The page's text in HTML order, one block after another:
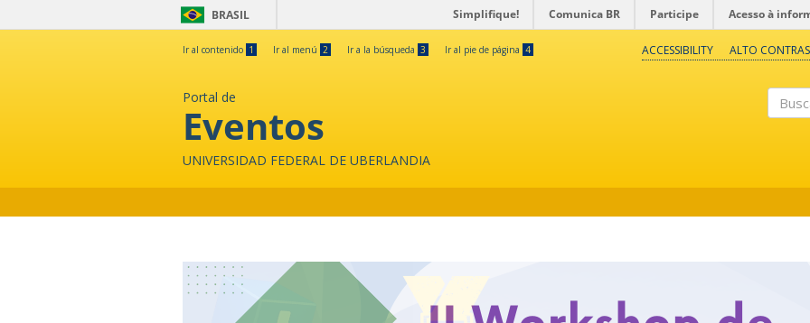
BRASIL Simplifique! Comunica BR Participe Acesso à
Ir al contenido 1 Ir al menú 2 Ir a la búsqueda 3 Ir al pie de página 4 ACCESSIBILITY ALTO
Portal de
Eventos
UNIVERSIDAD FEDERAL DE UBERLANDIA